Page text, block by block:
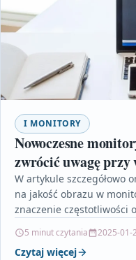
I MONITORY
Nowoczesne
zwrócić uwagę przy
W artykule szczegółowo
na jakość obrazu w
znaczenie częstotliwości
5 minut czytania 2025-01-
Czytaj więcej